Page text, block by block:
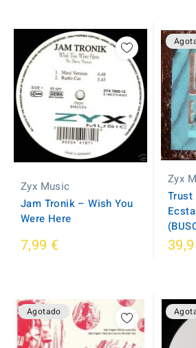
Zyx Music
Jam Tronik ‎– Wish You
Were Here
7,99 €
Zyx
Trust
Agotado